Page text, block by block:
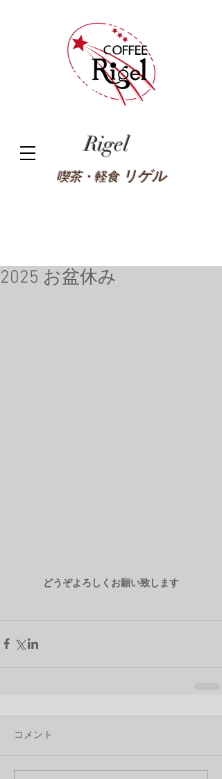
喫茶・軽食リゲル
Rigel
2025 お盆休み
どうぞよろしくお願い致します
コメント